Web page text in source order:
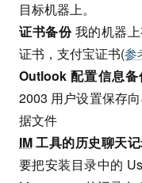
目标机器上。
证书备份我的机器上
证书，支付宝证书(参
Outlook 配置信息备
2003 用户设置保存
据文件
IM工具的历史聊天
要把安装目录中的